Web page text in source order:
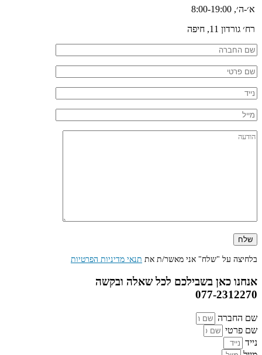
א׳-ה׳, 8:00-19:00
רח׳ גורדון 11, חיפה
בלחיצה על "שלח" אני מאשר/ת את תנאי מדיניות הפרטיות
אנחנו כאן בשבילכם לכל שאלה ובקשה
077-2312270
שם החברה
שם פרטי
נייד